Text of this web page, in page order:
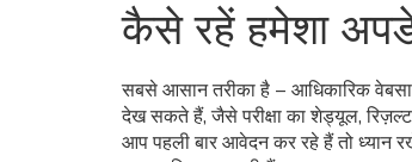
कैसे रहें हमेशा
सबसे आसान तरीका है – आधिकारिक
देख सकते हैं, जैसे परीक्षा का शेड्यूल,
आप पहली बार आवेदन कर रहे हैं तो ध्यान